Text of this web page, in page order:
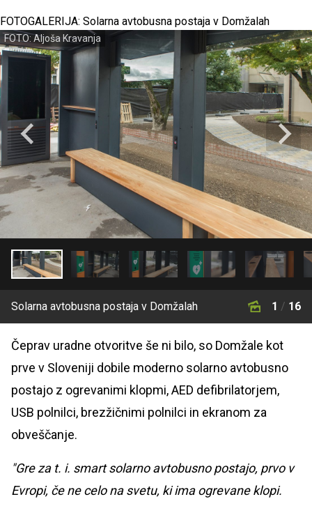
FOTOGALERIJA: Solarna avtobusna postaja v Domžalah
FOTO: Aljoša Kravanja
Solarna avtobusna postaja v Domžalah 1 / 16
Čeprav uradne otvoritve še ni bilo, so Domžale kot
prve v Sloveniji dobile moderno solarno avtobusno
postajo z ogrevanimi klopmi, AED defibrilatorjem,
USB polnilci, brezžičnimi polnilci in ekranom za
obveščanje.
"Gre za t. i. smart solarno avtobusno postajo, prvo v
Evropi, če ne celo na svetu, ki ima ogrevane klopi.